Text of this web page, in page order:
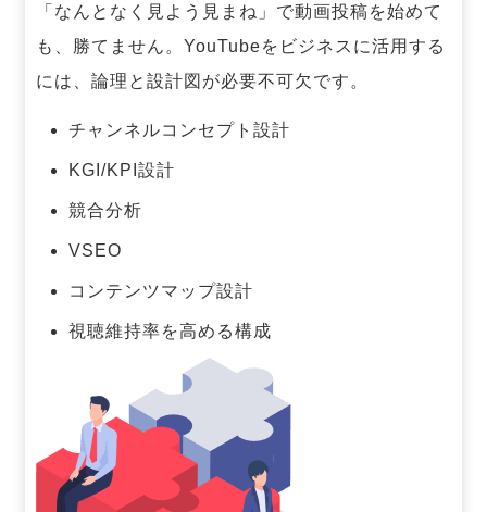
「なんとなく見よう見まね」で動画投稿を始めて
も、勝てません。 YouTubeをビジネスに活用する
には、論理と設計図が必要不可欠です。
チャンネルコンセプト設計
KGI/KPI設計
競合分析
VSEO
コンテンツマップ設計
視聴維持率を高める構成